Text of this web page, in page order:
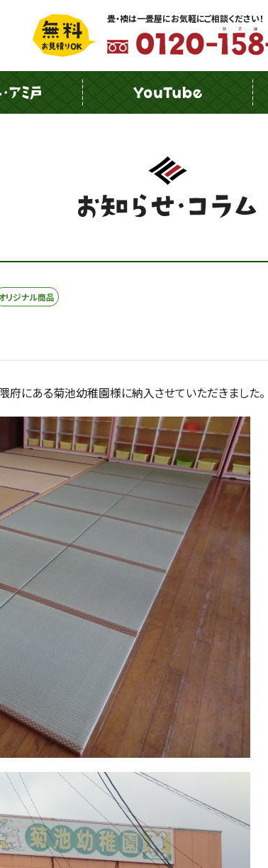
畳・襖は一畳屋にお気軽にご相談ください！
リジナル商品
府にある菊池幼稚園様に納入させていただきました。